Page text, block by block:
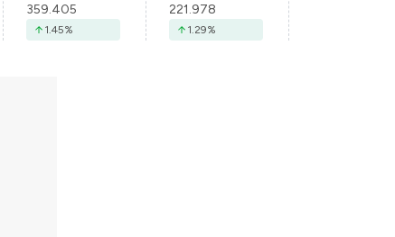
359.405
1.45%
221.978
1.29%